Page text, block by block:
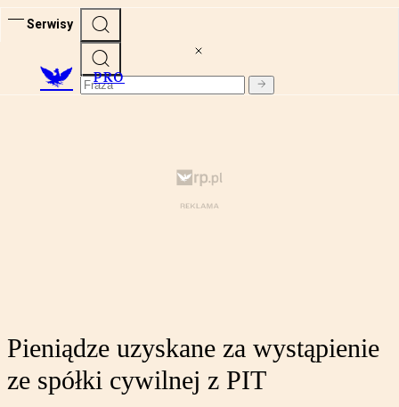
Serwisy
PRO
Pieniądze uzyskane za wystąpienie
ze spółki cywilnej z PIT